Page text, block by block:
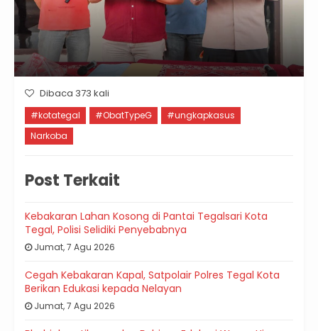
Dibaca 373 kali
#kotategal #ObatTypeG
#ungkapkasus
Narkoba
Post Terkait
Kebakaran Lahan Kosong di Pantai Tegalsari Kota
Tegal, Polisi Selidiki Penyebabnya
Jumat, 7 Agu 2026
Cegah Kebakaran Kapal, Satpolair Polres Tegal Kota
Berikan Edukasi kepada Nelayan
Jumat, 7 Agu 2026